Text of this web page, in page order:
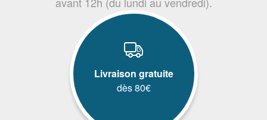
Livraison gratuite
dès 80€